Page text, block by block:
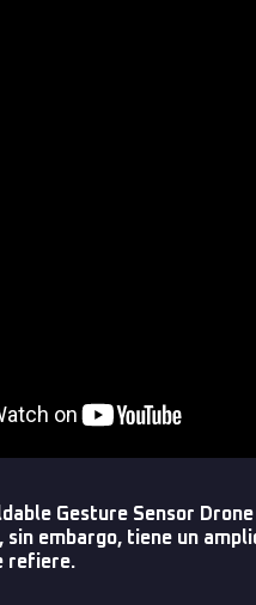
Gesture Sensor
sin embargo, tiene un
refiere.